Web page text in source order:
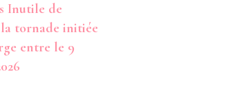
Inutile de
tornade initiée
entre le 9